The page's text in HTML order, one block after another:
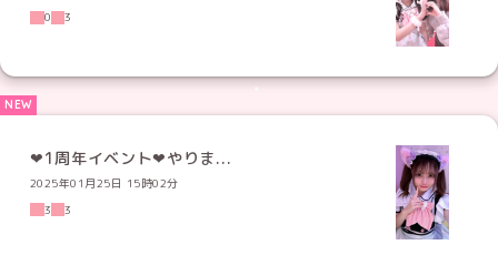
0
3
‪‪❤︎‬‪1周年イベント‪❤︎‬やりま...
2025年01月25日 15時02分
3
3